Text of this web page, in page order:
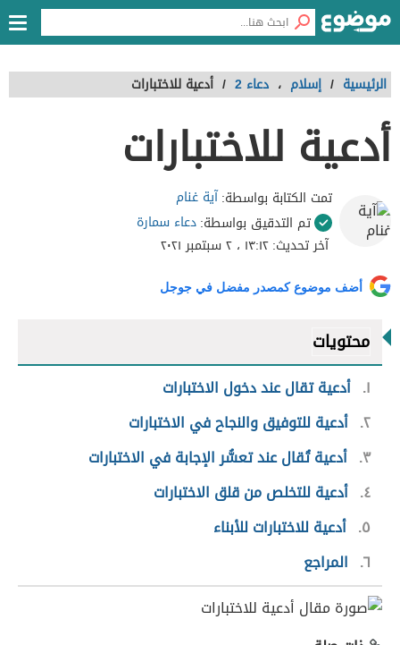
الرئيسية / إسلام ، دعاء 2 / أدعية للاختبارات
أدعية للاختبارات
تمت الكتابة بواسطة:آية غنام
تم التدقيق بواسطة:دعاء سمارة
آخر تحديث:١٣:١٢ ، ٢ سبتمبر ٢٠٢١
أضف موضوع كمصدر مفضل في جوجل
محتويات
١ أدعية تقال عند دخول الاختبارات
٢ أدعية للتوفيق والنجاح في الاختبارات
٣ أدعية تُقال عند تعسُّر الإجابة في الاختبارات
٤ أدعية للتخلص من قلق الاختبارات
٥ أدعية للاختبارات للأبناء
٦ المراجع